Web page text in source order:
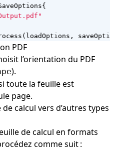
{
( loadOptions , saveOptions
PDF
l’orientation du PDF
).
toute la feuille est
page.
calcul vers d’autres types
de calcul en formats
comme suit :